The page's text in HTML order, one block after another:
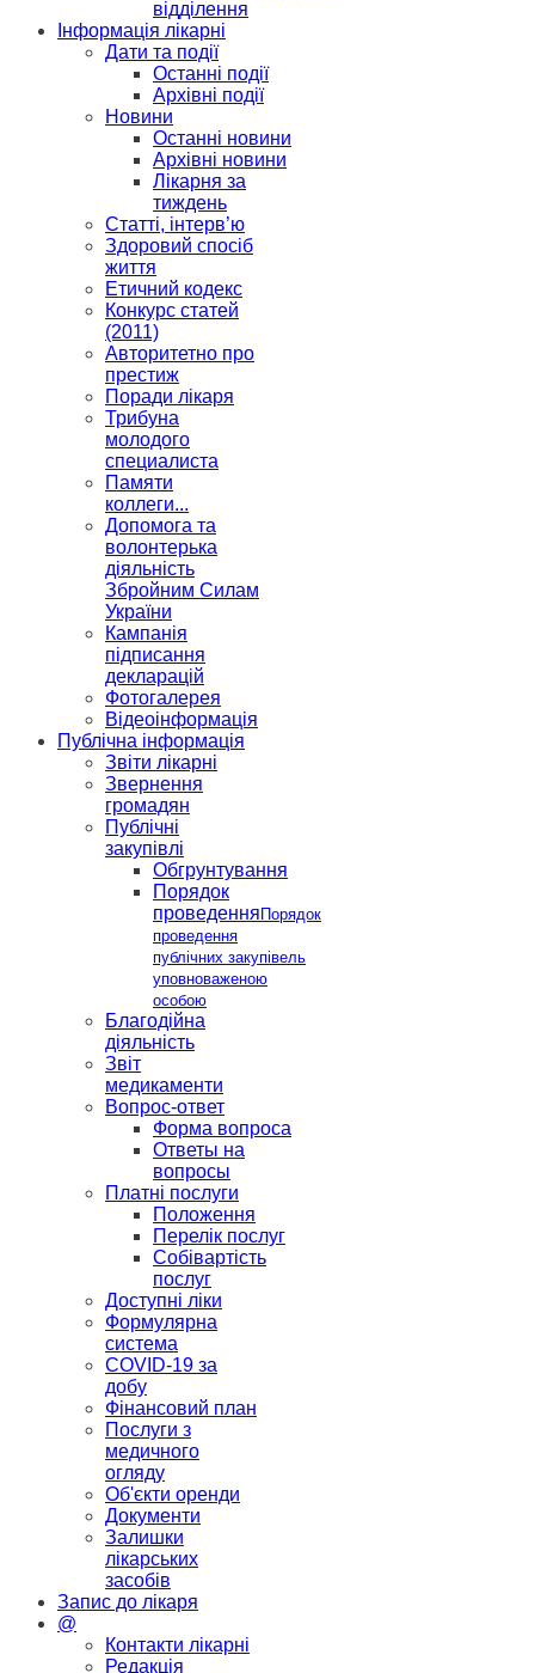
відділення
Інформація лікарні
Дати та події
Останні події
Архівні події
Новини
Останні новини
Архівні новини
Лікарня за
тиждень
Статті, інтерв’ю
Здоровий спосіб
життя
Етичний кодекс
Конкурс статей
(2011)
Авторитетно про
престиж
Поради лікаря
Трибуна
молодого
специалиста
Памяти
коллеги...
Допомога та
волонтерька
діяльність
Збройним Силам
України
Кампанія
підписання
декларацій
Фотогалерея
Відеоінформація
Публічна інформація
Звіти лікарні
Звернення
громадян
Публічні
закупівлі
Обгрунтування
Порядок
проведення Порядок
проведення
публічних закупівель
уповноваженою
особою
Благодійна
діяльність
Звіт
медикаменти
Вопрос-ответ
Форма вопроса
Ответы на
вопросы
Платні послуги
Положення
Перелік послуг
Собівартість
послуг
Доступні ліки
Формулярна
система
COVID-19 за
добу
Фінансовий план
Послуги з
медичного
огляду
Об'єкти оренди
Документи
Залишки
лікарських
засобів
Запис до лікаря
@
Контакти лікарні
Редакція